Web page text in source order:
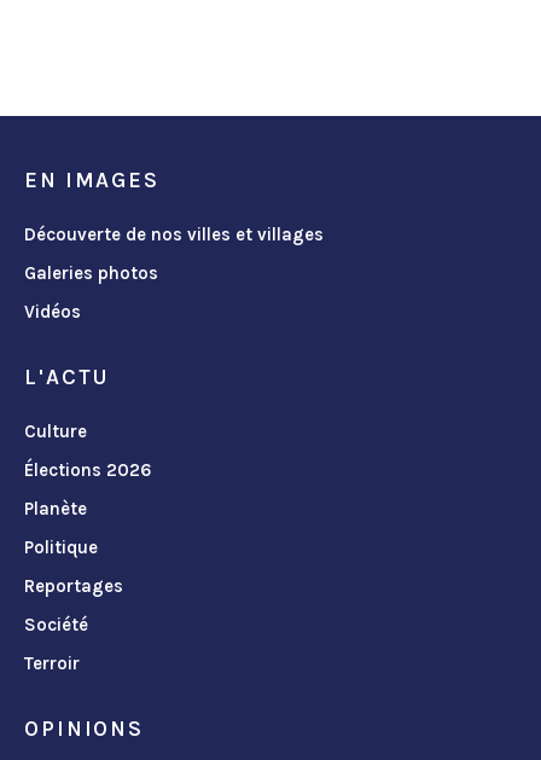
EN IMAGES
Découverte de nos villes et villages
Galeries photos
Vidéos
L'ACTU
Culture
Élections 2026
Planète
Politique
Reportages
Société
Terroir
OPINIONS